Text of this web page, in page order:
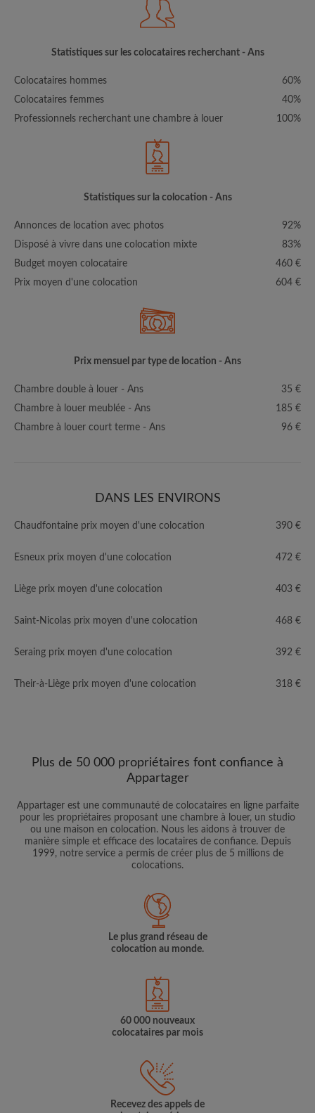
Statistiques sur les colocataires recherchant - Ans
Colocataires hommes
60%
Colocataires femmes
40%
Professionnels recherchant une chambre à louer
100%
Statistiques sur la colocation - Ans
Annonces de location avec photos
92%
Disposé à vivre dans une colocation mixte
83%
Budget moyen colocataire
460 €
Prix moyen d'une colocation
604 €
Prix mensuel par type de location - Ans
Chambre double à louer - Ans
35 €
Chambre à louer meublée - Ans
185 €
Chambre à louer court terme - Ans
96 €
DANS LES ENVIRONS
Chaudfontaine prix moyen d'une colocation 390 €
Esneux prix moyen d'une colocation 472 €
Liège prix moyen d'une colocation 403 €
Saint-Nicolas prix moyen d'une colocation 468 €
Seraing prix moyen d'une colocation 392 €
Their-à-Liège prix moyen d'une colocation 318 €
Plus de 50 000 propriétaires font confiance à
Appartager
Appartager est une communauté de colocataires en ligne parfaite
pour les propriétaires proposant une chambre à louer, un studio
ou une maison en colocation. Nous les aidons à trouver de
manière simple et efficace des locataires de confiance. Depuis
1999, notre service a permis de créer plus de 5 millions de
colocations.
Le plus grand réseau de
colocation au monde.
60 000 nouveaux
colocataires par mois
Recevez des appels de